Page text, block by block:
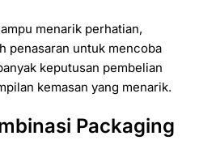
menarik perhatian,
penasaran untuk mencoba
keputusan pembelian
kemasan yang menarik.
Packaging